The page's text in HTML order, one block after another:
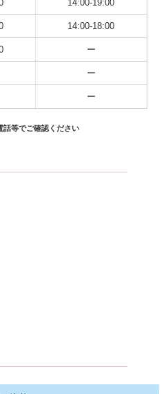
14:00-19:00
14:00-18:00
ー
ー
ー
話等でご確認ください